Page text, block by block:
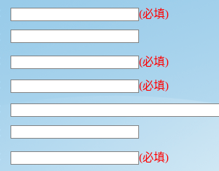
(必填)
(必填)
(必填)
(必填)